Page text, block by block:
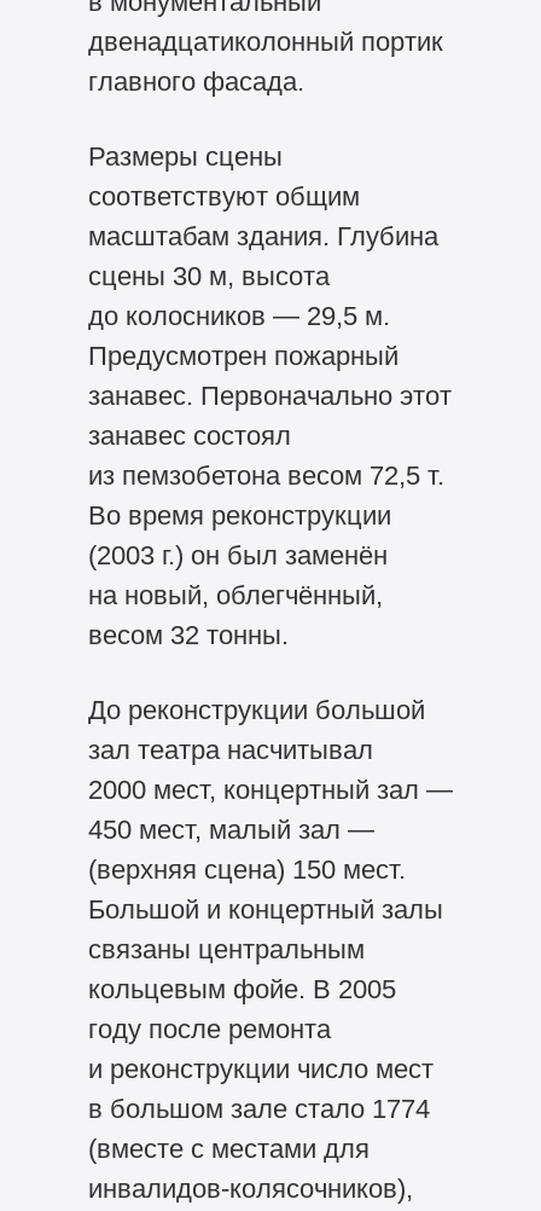
двенадцатиколонный портик
главного фасада.
Размеры сцены
соответствуют общим
масштабам здания. Глубина
сцены 30 м, высота
до колосников — 29,5 м.
Предусмотрен пожарный
занавес. Первоначально этот
занавес состоял
из пемзобетона весом 72,5 т.
Во время реконструкции
(2003 г.) он был заменён
на новый, облегчённый,
весом 32 тонны.
До реконструкции большой
зал театра насчитывал
2000 мест, концертный зал —
450 мест, малый зал —
(верхняя сцена) 150 мест.
Большой и концертный залы
связаны центральным
кольцевым фойе. В 2005
году после ремонта
и реконструкции число мест
в большом зале стало 1774
(вместе с местами для
инвалидов-колясочников),